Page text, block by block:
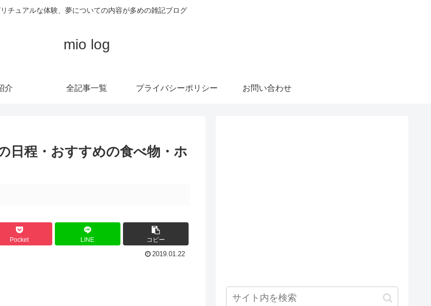
チュアルな体験、夢についての内容が多めの雑記ブログ
mio log
介 全記事一覧 プライバシーポリシー お問い合わせ
日程・おすすめの食べ物・ホ
Pocket LINE コピー
2019.01.22